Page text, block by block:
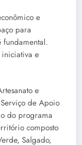
e
para
fundamental.
iniciativa e
e
de Apoio
do programa
composto
Salgado,